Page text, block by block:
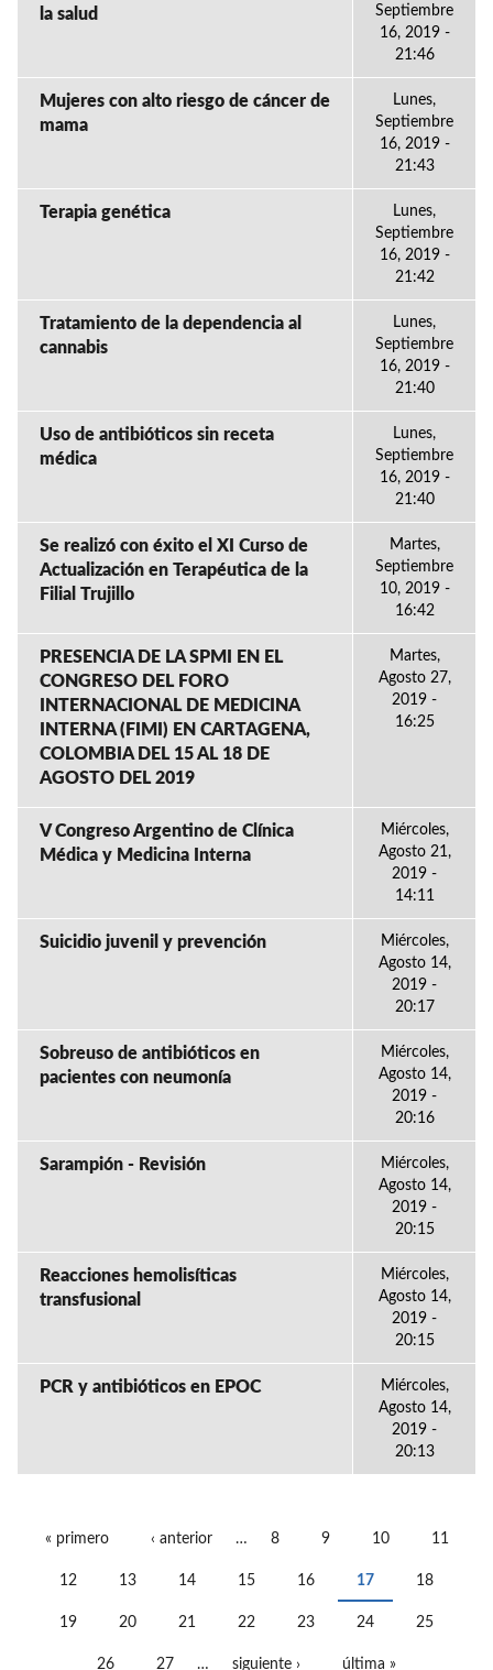
la salud
Septiembre
16, 2019 -
21:46
Mujeres con alto riesgo de cáncer de
mama
Lunes,
Septiembre
16, 2019 -
21:43
Terapia genética
Lunes,
Septiembre
16, 2019 -
21:42
Tratamiento de la dependencia al
cannabis
Lunes,
Septiembre
16, 2019 -
21:40
Uso de antibióticos sin receta
médica
Lunes,
Septiembre
16, 2019 -
21:40
Se realizó con éxito el XI Curso de
Actualización en Terapéutica de la
Filial Trujillo
Martes,
Septiembre
10, 2019 -
16:42
PRESENCIA DE LA SPMI EN EL
CONGRESO DEL FORO
INTERNACIONAL DE MEDICINA
INTERNA (FIMI) EN CARTAGENA,
COLOMBIA DEL 15 AL 18 DE
AGOSTO DEL 2019
Martes,
Agosto 27,
2019 -
16:25
V Congreso Argentino de Clínica
Médica y Medicina Interna
Miércoles,
Agosto 21,
2019 -
14:11
Suicidio juvenil y prevención
Miércoles,
Agosto 14,
2019 -
20:17
Sobreuso de antibióticos en
pacientes con neumonía
Miércoles,
Agosto 14,
2019 -
20:16
Sarampión - Revisión
Miércoles,
Agosto 14,
2019 -
20:15
Reacciones hemolisíticas
transfusional
Miércoles,
Agosto 14,
2019 -
20:15
PCR y antibióticos en EPOC
Miércoles,
Agosto 14,
2019 -
20:13
« primero ‹ anterior … 8 9 10 11
12 13 14 15 16 17 18
19 20 21 22 23 24 25
26 27 … siguiente › última »